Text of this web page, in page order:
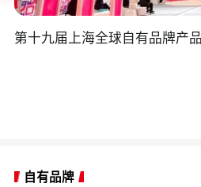
第十九届上海全球自有品牌产
自有品牌